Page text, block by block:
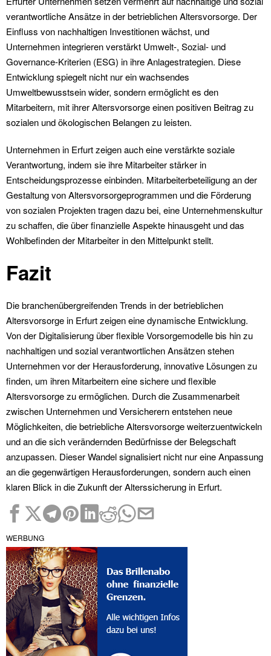
verantwortliche Ansätze in der betrieblichen Altersvorsorge. Der
Einfluss von nachhaltigen Investitionen wächst, und
Unternehmen integrieren verstärkt Umwelt-, Sozial- und
Governance-Kriterien (ESG) in ihre Anlagestrategien. Diese
Entwicklung spiegelt nicht nur ein wachsendes
Umweltbewusstsein wider, sondern ermöglicht es den
Mitarbeitern, mit ihrer Altersvorsorge einen positiven Beitrag zu
sozialen und ökologischen Belangen zu leisten.
Unternehmen in Erfurt zeigen auch eine verstärkte soziale
Verantwortung, indem sie ihre Mitarbeiter stärker in
Entscheidungsprozesse einbinden. Mitarbeiterbeteiligung an der
Gestaltung von Altersvorsorgeprogrammen und die Förderung
von sozialen Projekten tragen dazu bei, eine Unternehmenskultur
zu schaffen, die über finanzielle Aspekte hinausgeht und das
Wohlbefinden der Mitarbeiter in den Mittelpunkt stellt.
Fazit
Die branchenübergreifenden Trends in der betrieblichen
Altersvorsorge in Erfurt zeigen eine dynamische Entwicklung.
Von der Digitalisierung über flexible Vorsorgemodelle bis hin zu
nachhaltigen und sozial verantwortlichen Ansätzen stehen
Unternehmen vor der Herausforderung, innovative Lösungen zu
finden, um ihren Mitarbeitern eine sichere und flexible
Altersvorsorge zu ermöglichen. Durch die Zusammenarbeit
zwischen Unternehmen und Versicherern entstehen neue
Möglichkeiten, die betriebliche Altersvorsorge weiterzuentwickeln
und an die sich verändernden Bedürfnisse der Belegschaft
anzupassen. Dieser Wandel signalisiert nicht nur eine Anpassung
an die gegenwärtigen Herausforderungen, sondern auch einen
klaren Blick in die Zukunft der Alterssicherung in Erfurt.
WERBUNG